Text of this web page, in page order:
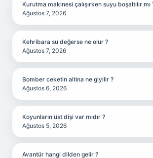
Kurutma makinesi çalışırken suyu boşaltılır mı
Ağustos 7, 2026
Kehribara su değerse ne olur ?
Ağustos 7, 2026
Bomber ceketin altina ne giyilir ?
Ağustos 6, 2026
Koyunların üst dişi var mıdır ?
Ağustos 5, 2026
Avantür hangi dilden gelir ?